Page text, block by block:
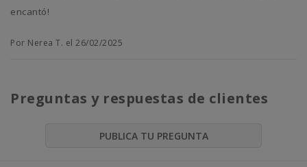
encantó!
Por Nerea T. el 26/02/2025
Preguntas y respuestas de clientes
PUBLICA TU PREGUNTA